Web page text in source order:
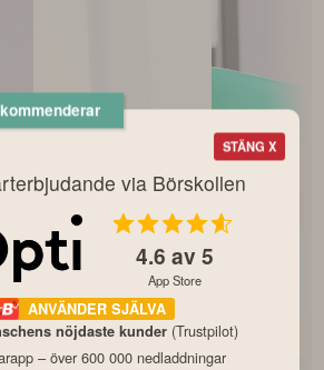
STÄNG X
via Börskollen
4.6 av 5
App Store
ANVÄNDER SJÄLVA
nöjdaste kunder(Trustpilot)
– över 600 000 nedladdningar